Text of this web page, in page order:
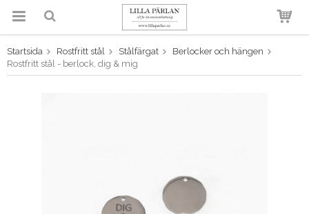
Produkten har blivit tillagd i
varukorgen
Startsida Rostfritt stål Stålfärgat
Berlocker och hängen
Rostfritt stål - berlock, dig & mig